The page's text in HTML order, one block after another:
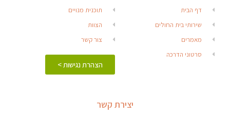
דף הבית
שירותי בית החולים
מאמרים
סרטוני הדרכה
תוכנית מנויים
הצוות
צור קשר
הצהרת נגישות >
יצירת קשר